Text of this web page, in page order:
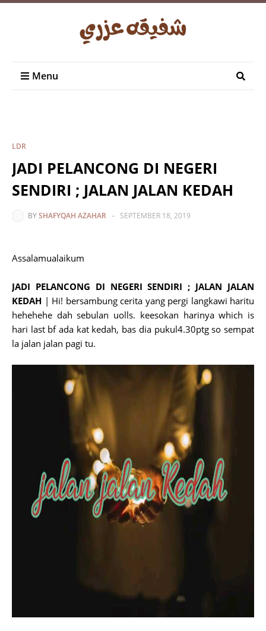
Menu
LDR
JADI PELANCONG DI NEGERI
SENDIRI ; JALAN JALAN KEDAH
BYSHAFYQAH AZAHAR - SEPTEMBER 18, 2019
Assalamualaikum
JADI PELANCONG DI NEGERI SENDIRI ; JALAN JALAN
KEDAH | Hi! bersambung cerita yang pergi langkawi haritu
hehehehe dah sebulan uolls. keesokan harinya which is
hari last bf ada kat kedah, bas dia pukul4.30ptg so sempat
la jalan jalan pagi tu.